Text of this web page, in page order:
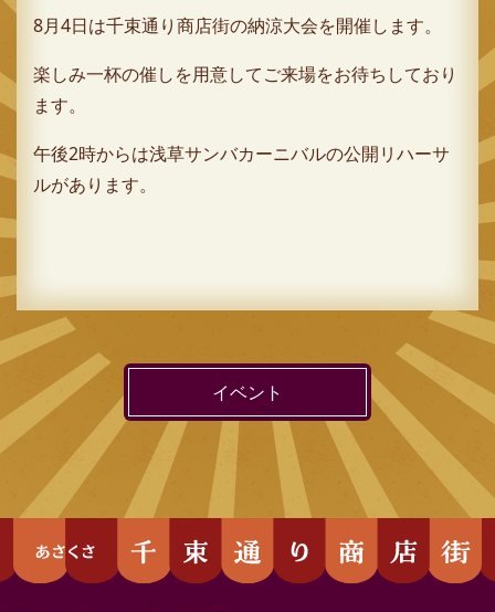
8月4日は千束通り商店街の納涼大会を開催します。
楽しみ一杯の催しを用意してご来場をお待ちしており
ます。
午後2時からは浅草サンバカーニバルの公開リハーサ
ルがあります。
イベント